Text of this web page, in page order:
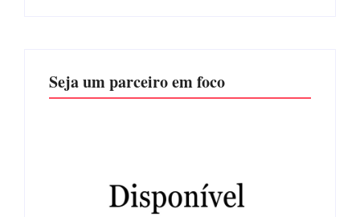
Seja um parceiro em foco